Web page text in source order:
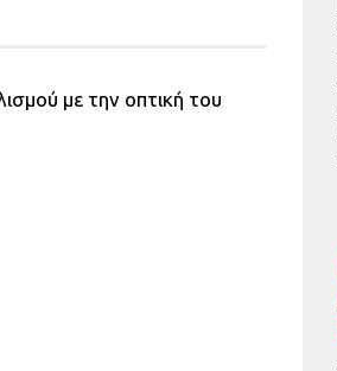
με την οπτική του